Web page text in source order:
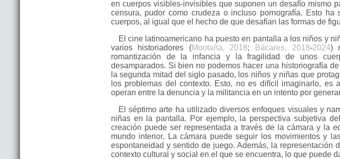
en cuerpos visibles-invisibles que suponen un desafío mismo
censura, pudor como crudeza o incluso pornografía. Esto
cuerpos, al igual que el hecho de que desafían las formas de
El cine latinoamericano ha puesto en pantalla a los niños y
varios historiadores (Montaña, 2018; Bácares, 2018-2024)
romantización de la infancia y la fragilidad de unos
desamparados. Si bien no podemos hacer una historiografía
la segunda mitad del siglo pasado, los niños y niñas que
los problemas del contexto. Esto, no es difícil imaginarlo, es
operan entre la denuncia y la militancia en un intento por
El séptimo arte ha utilizado diversos enfoques visuales y
niñas en la pantalla. Por ejemplo, la perspectiva subjetiva
creación puede ser representada a través de la cámara y la
mundo interior. La cámara puede seguir los movimientos y
espontaneidad y sentido de juego. Además, la representación
contexto cultural y social en el que se encuentra, lo que puede